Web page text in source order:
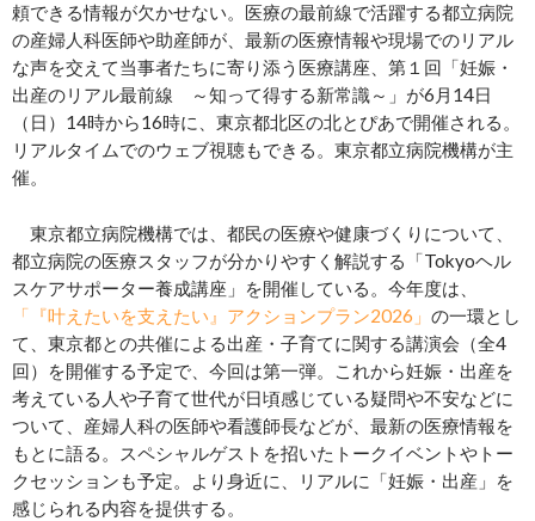
頼できる情報が欠かせない。医療の最前線で活躍する都立病院
の産婦人科医師や助産師が、最新の医療情報や現場でのリアル
な声を交えて当事者たちに寄り添う医療講座、第１回「妊娠・
出産のリアル最前線 ～知って得する新常識～」が6月14日
（日）14時から16時に、東京都北区の北とぴあで開催される。
リアルタイムでのウェブ視聴もできる。東京都立病院機構が主
催。
東京都立病院機構では、都民の医療や健康づくりについて、
都立病院の医療スタッフが分かりやすく解説する「Tokyoヘル
スケアサポーター養成講座」を開催している。今年度は、
「『叶えたいを支えたい』アクションプラン2026」 の一環とし
て、東京都との共催による出産・子育てに関する講演会（全4
回）を開催する予定で、今回は第一弾。これから妊娠・出産を
考えている人や子育て世代が日頃感じている疑問や不安などに
ついて、産婦人科の医師や看護師長などが、最新の医療情報を
もとに語る。スペシャルゲストを招いたトークイベントやトー
クセッションも予定。より身近に、リアルに「妊娠・出産」を
感じられる内容を提供する。